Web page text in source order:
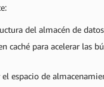
del almacén de
caché para acelerar las
espacio de